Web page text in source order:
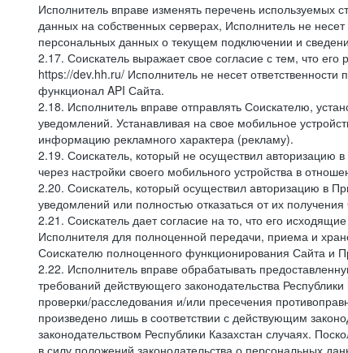
Исполнитель вправе изменять перечень используемых
данных на собственных серверах, Исполнитель не
персональных данных о текущем подключении и
2.17. Соискатель выражает свое согласие с тем, что
https://dev.hh.ru/ Исполнитель не несет
функционал API Сайта.
2.18. Исполнитель вправе отправлять Соискателю,
уведомлений. Устанавливая на свое мобильное
информацию рекламного характера (рекламу).
2.19. Соискатель, который не осуществил авторизацию
через настройки своего мобильного устройства в
2.20. Соискатель, который осуществил авторизацию в
уведомлений или полностью отказаться от их
2.21. Соискатель дает согласие на то, что его
Исполнителя для полноценной передачи, приема и
Соискателю полноценного функционирования Сайта и
2.22. Исполнитель вправе обрабатывать
требований действующего законодательства
проверки/расследования и/или пресечения
произведено лишь в соответствии с действующим
законодательством Республики Казахстан случаях.
в силу положений законодательства о персональных